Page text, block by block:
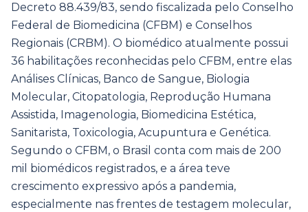
Decreto 88.439/83, sendo fiscalizada pelo Conselho
Federal de Biomedicina (CFBM) e Conselhos
Regionais (CRBM). O biomédico atualmente possui
36 habilitações reconhecidas pelo CFBM, entre elas
Análises Clínicas, Banco de Sangue, Biologia
Molecular, Citopatologia, Reprodução Humana
Assistida, Imagenologia, Biomedicina Estética,
Sanitarista, Toxicologia, Acupuntura e Genética.
Segundo o CFBM, o Brasil conta com mais de 200
mil biomédicos registrados, e a área teve
crescimento expressivo após a pandemia,
especialmente nas frentes de testagem molecular,